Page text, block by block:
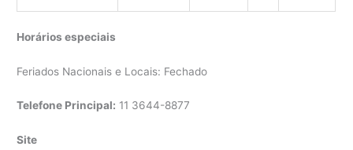
Horários especiais
Feriados Nacionais e Locais: Fechado
Telefone Principal: 11 3644-8877
Site